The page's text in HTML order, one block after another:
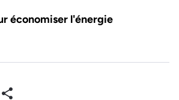
économiser l'énergie